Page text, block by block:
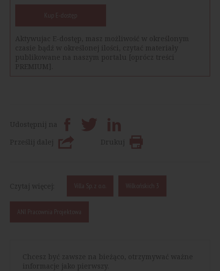
Kup E-dostęp
Aktywujac E-dostęp, masz możliwość w określonym
czasie bądź w określonej ilości, czytać materiały
publikowane na naszym portalu [oprócz treści
PREMIUM].
Udostępnij na
Prześlij dalej
Drukuj
Czytaj więcej: Villa Sp. z o.o. Wilkońskich 3
ANI Pracownia Projektowa
Chcesz być zawsze na bieżąco, otrzymywać ważne
informacje jako pierwszy.